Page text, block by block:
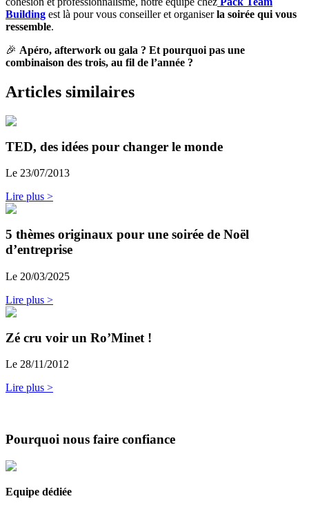
Building est là pour vous conseiller et organiserla soirée qui vous
ressemble.
🎉 Apéro, afterwork ou gala ? Et pourquoi pas une
combinaison des trois, au fil de l’année ?
Articles similaires
TED, des idées pour changer le monde
Le 23/07/2013
Lire plus >
5 thèmes originaux pour une soirée de Noël
d’entreprise
Le 20/03/2025
Lire plus >
Zé cru voir un Ro’Minet !
Le 28/11/2012
Lire plus >
Pourquoi nous faire confiance
Equipe dédiée